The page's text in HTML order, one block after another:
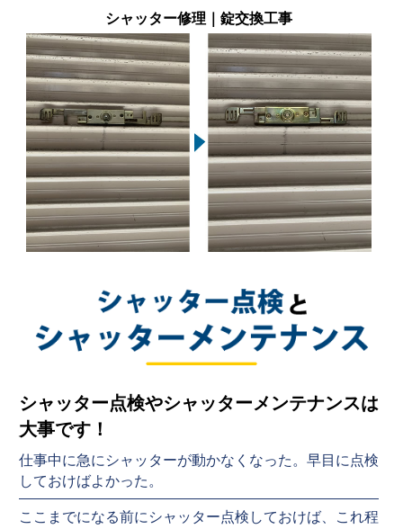
シャッター修理｜錠交換工事
シャッター点検やシャッターメンテナンスは
大事です！
仕事中に急にシャッターが動かなくなった。早目に点検
しておけばよかった。
ここまでになる前にシャッター点検しておけば、これ程